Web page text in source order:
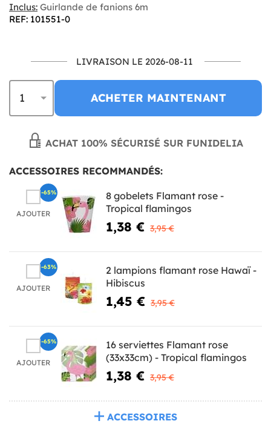
Inclus: Guirlande de fanions 6m
REF: 101551-0
LIVRAISON LE 2026-08-11
ACHETER MAINTENANT
ACHAT 100% SÉCURISÉ SUR FUNIDELIA
ACCESSOIRES RECOMMANDÉS:
AJOUTER
8 gobelets Flamant rose -
Tropical flamingos
1,38 € 3,95 €
-65%
AJOUTER
2 lampions flamant rose Hawaï -
Hibiscus
1,45 € 3,95 €
-63%
AJOUTER
16 serviettes Flamant rose
(33x33cm) - Tropical flamingos
1,38 € 3,95 €
-65%
ACCESSOIRES